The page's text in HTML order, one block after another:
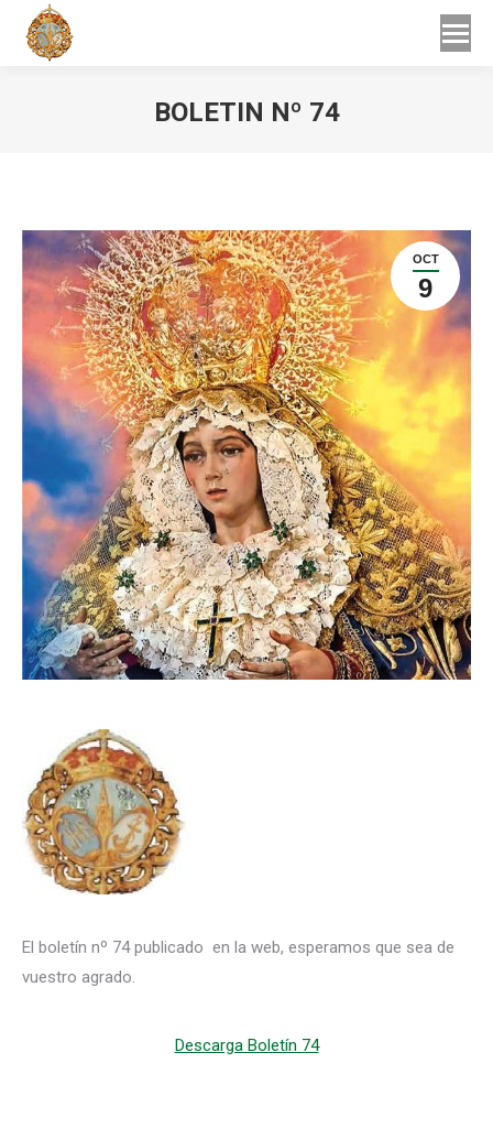
BOLETIN Nº 74
OCT
9
El boletín nº 74 publicado en la web, esperamos que sea de
vuestro agrado.
Descarga Boletín 74